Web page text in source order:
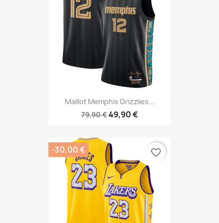
Maillot Memphis Grizzlies...
79,90 €49,90 €
-30,00 € favorite_border